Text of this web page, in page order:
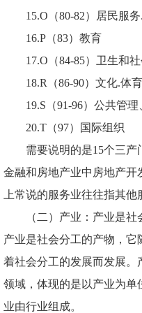
15.O（80-82）居民服
16.P（83）教育
17.O（84-85）卫生和
18.R（86-90）文化.体
19.S（91-96）公共管
20.T（97）国际组织
需要说明的是15个三产
金融和房地产业中房地产
上常说的服务业往往指其他
（二）产业：产业是
产业是社会分工的产物，
着社会分工的发展而发展
领域，体现的是以产业为
业由行业组成。